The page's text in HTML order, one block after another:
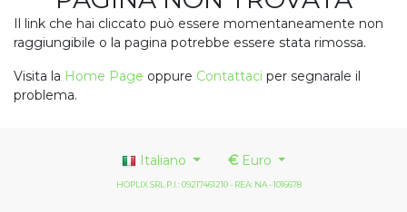
Il link che hai cliccato può essere momentaneamente non
raggiungibile o la pagina potrebbe essere stata rimossa.
Visita la Home Page oppure Contattaci per segnarale il
problema.
Italiano €Euro
HOPLIX SRL P.I.: 09217461210 - REA: NA - 1016678